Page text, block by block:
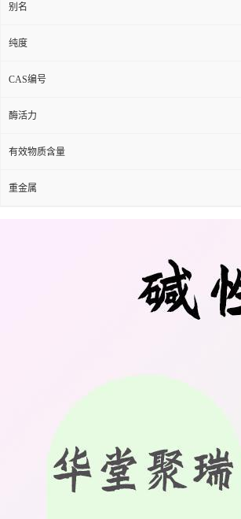
别名
纯度
CAS编号
酶活力
有效物质含量
重金属